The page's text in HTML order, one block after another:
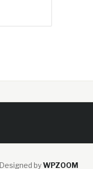
Designed byWPZOOM